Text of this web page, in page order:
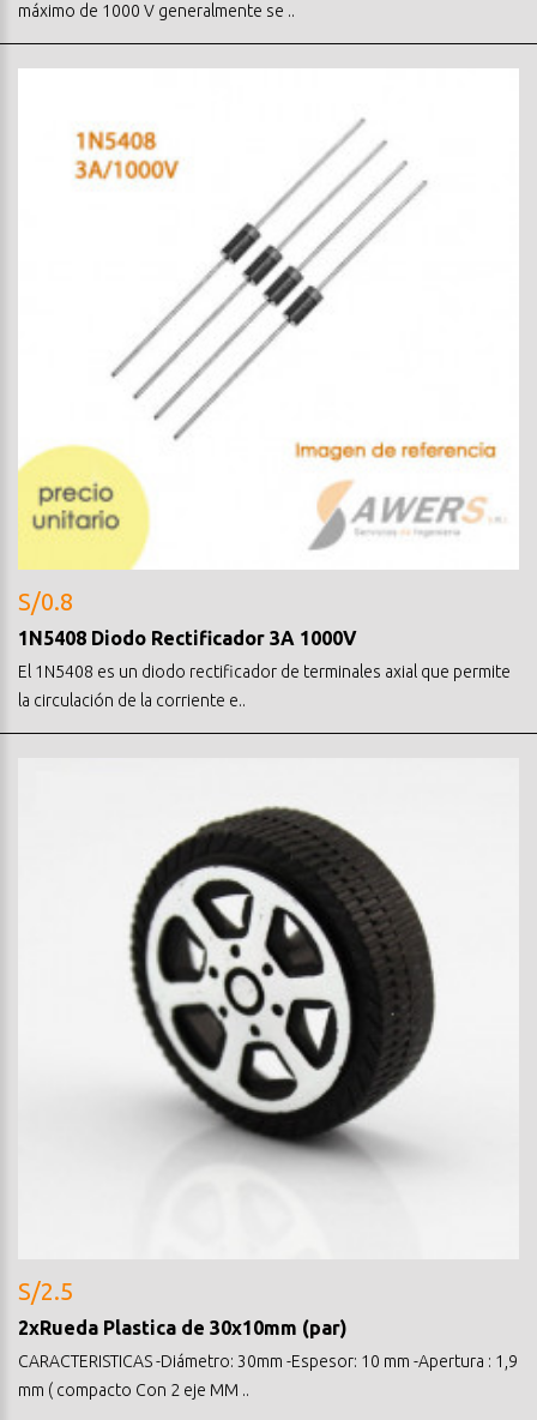
máximo de 1000 V generalmente se ..
S/0.8
1N5408 Diodo Rectificador 3A 1000V
El 1N5408 es un diodo rectificador de terminales axial que permite
la circulación de la corriente e..
S/2.5
2xRueda Plastica de 30x10mm (par)
CARACTERISTICAS -Diámetro: 30mm -Espesor: 10 mm -Apertura : 1,9
mm ( compacto Con 2 eje MM ..